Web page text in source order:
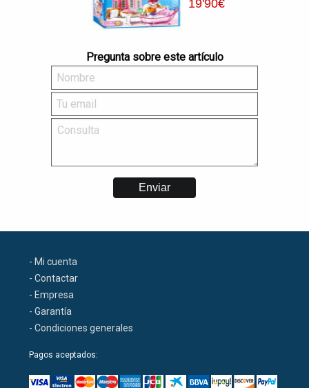
19'90€
Pregunta sobre este artículo
- Mi cuenta
- Contactar
- Empresa
- Garantía
- Condiciones generales
Pagos aceptados: